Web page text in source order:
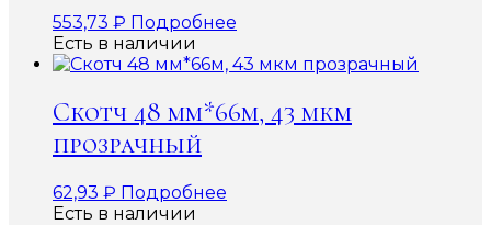
553,73 ₽ Подробнее
Есть в наличии
Скотч 48 мм*66м, 43 мкм
прозрачный
62,93 ₽ Подробнее
Есть в наличии